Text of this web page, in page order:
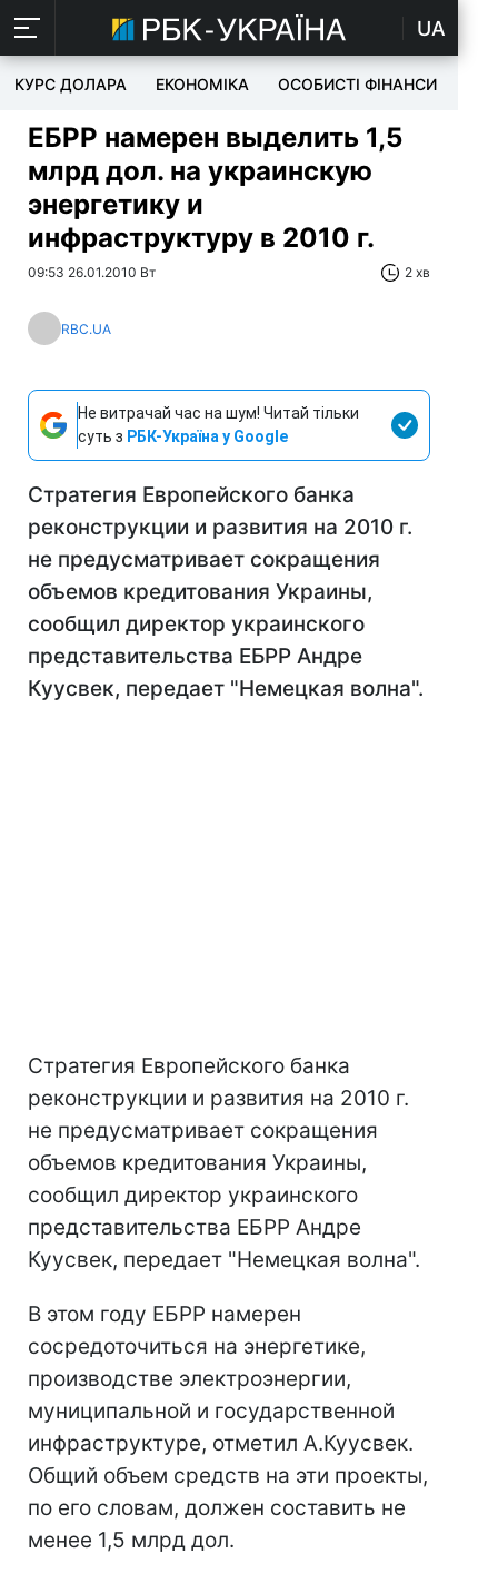
UA
КУРС ДОЛАРА ЕКОНОМІКА ОСОБИСТІ ФІНАНСИ
ЕБРР намерен выделить 1,5
млрд дол. на украинскую
энергетику и
инфраструктуру в 2010 г.
09:53 26.01.2010 Вт 2 хв
RBC.UA
Не витрачай час на шум! Читай тільки
суть з РБК-Україна у Google
Стратегия Европейского банка
реконструкции и развития на 2010 г.
не предусматривает сокращения
объемов кредитования Украины,
сообщил директор украинского
представительства ЕБРР Андре
Куусвек, передает "Немецкая волна".
Стратегия Европейского банка
реконструкции и развития на 2010 г.
не предусматривает сокращения
объемов кредитования Украины,
сообщил директор украинского
представительства ЕБРР Андре
Куусвек, передает "Немецкая волна".
В этом году ЕБРР намерен
сосредоточиться на энергетике,
производстве электроэнергии,
муниципальной и государственной
инфраструктуре, отметил А.Куусвек.
Общий объем средств на эти проекты,
по его словам, должен составить не
менее 1,5 млрд дол.